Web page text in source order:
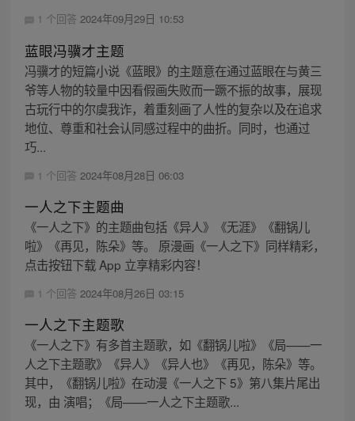
1 个回答 2024年09月29日 10:53
蓝眼冯骥才主题
冯骥才的短篇小说《蓝眼》的主题意在通过蓝眼在与黄三
爷等人物的较量中因看假画失败而一蹶不振的故事，展现
古玩行中的尔虞我诈，着重刻画了人性的复杂以及在追求
地位、尊重和社会认同感过程中的曲折。同时，也通过
巧...
1 个回答 2024年08月28日 06:03
一人之下主题曲
《一人之下》的主题曲包括《异人》《无涯》《翻锅儿
啦》《再见，陈朵》等。 原漫画《一人之下》同样精彩，
点击按钮下载 App 立享精彩内容！
1 个回答 2024年08月26日 03:15
一人之下主题歌
《一人之下》有多首主题歌，如《翻锅儿啦》《局——一
人之下主题歌》《异人》《异人也》《再见，陈朵》等。
其中，《翻锅儿啦》在动漫《一人之下 5》第八集片尾出
现，由 演唱；《局——一人之下主题歌...